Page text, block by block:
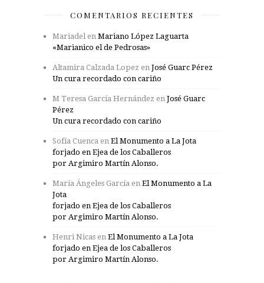
COMENTARIOS RECIENTES
Mariadel en Mariano López Laguarta
«Marianico el de Pedrosas»
Altamira Calzada Lopez en José Guarc Pérez
Un cura recordado con cariño
M Teresa García Hernández en José Guarc
Pérez
Un cura recordado con cariño
Sofía Cuenca en El Monumento a La Jota
forjado en Ejea de los Caballeros
por Argimiro Martín Alonso.
María Ángeles García en El Monumento a La
Jota
forjado en Ejea de los Caballeros
por Argimiro Martín Alonso.
Henri Nicas en El Monumento a La Jota
forjado en Ejea de los Caballeros
por Argimiro Martín Alonso.